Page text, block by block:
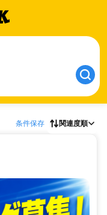
条件保存 関連度順